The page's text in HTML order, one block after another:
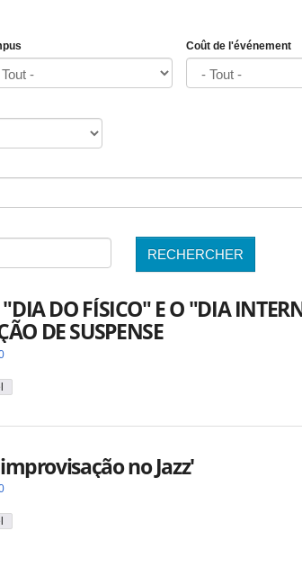
Coût de l'événement
RECHERCHER
DO FÍSICO" E O "DIA
DE SUSPENSE
no Jazz'